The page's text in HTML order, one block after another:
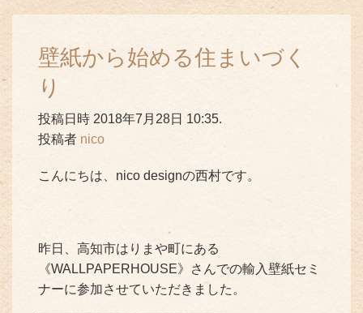
壁紙から始める住まいづく
り
投稿日時 2018年7月28日 10:35.
投稿者 nico
こんにちは、nico designの西村です。
昨日、高知市はりまや町にある
《WALLPAPERHOUSE》さんでの輸入壁紙セミ
ナーに参加させていただきました。